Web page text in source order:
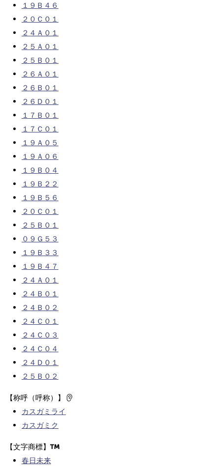
１９Ｂ４６
２０Ｃ０１
２４Ａ０１
２５Ａ０１
２５Ｂ０１
２６Ａ０１
２６Ｂ０１
２６Ｄ０１
１７Ｂ０１
１７Ｃ０１
１９Ａ０５
１９Ａ０６
１９Ｂ０４
１９Ｂ２２
１９Ｂ５６
２０Ｃ０１
２５Ｂ０１
０９Ｇ５３
１９Ｂ３３
１９Ｂ４７
２４Ａ０１
２４Ｂ０１
２４Ｂ０２
２４Ｃ０１
２４Ｃ０３
２４Ｃ０４
２４Ｄ０１
２５Ｂ０２
【称呼（呼称）】
カスガミライ
カスガミク
【文字商標】
春日未来